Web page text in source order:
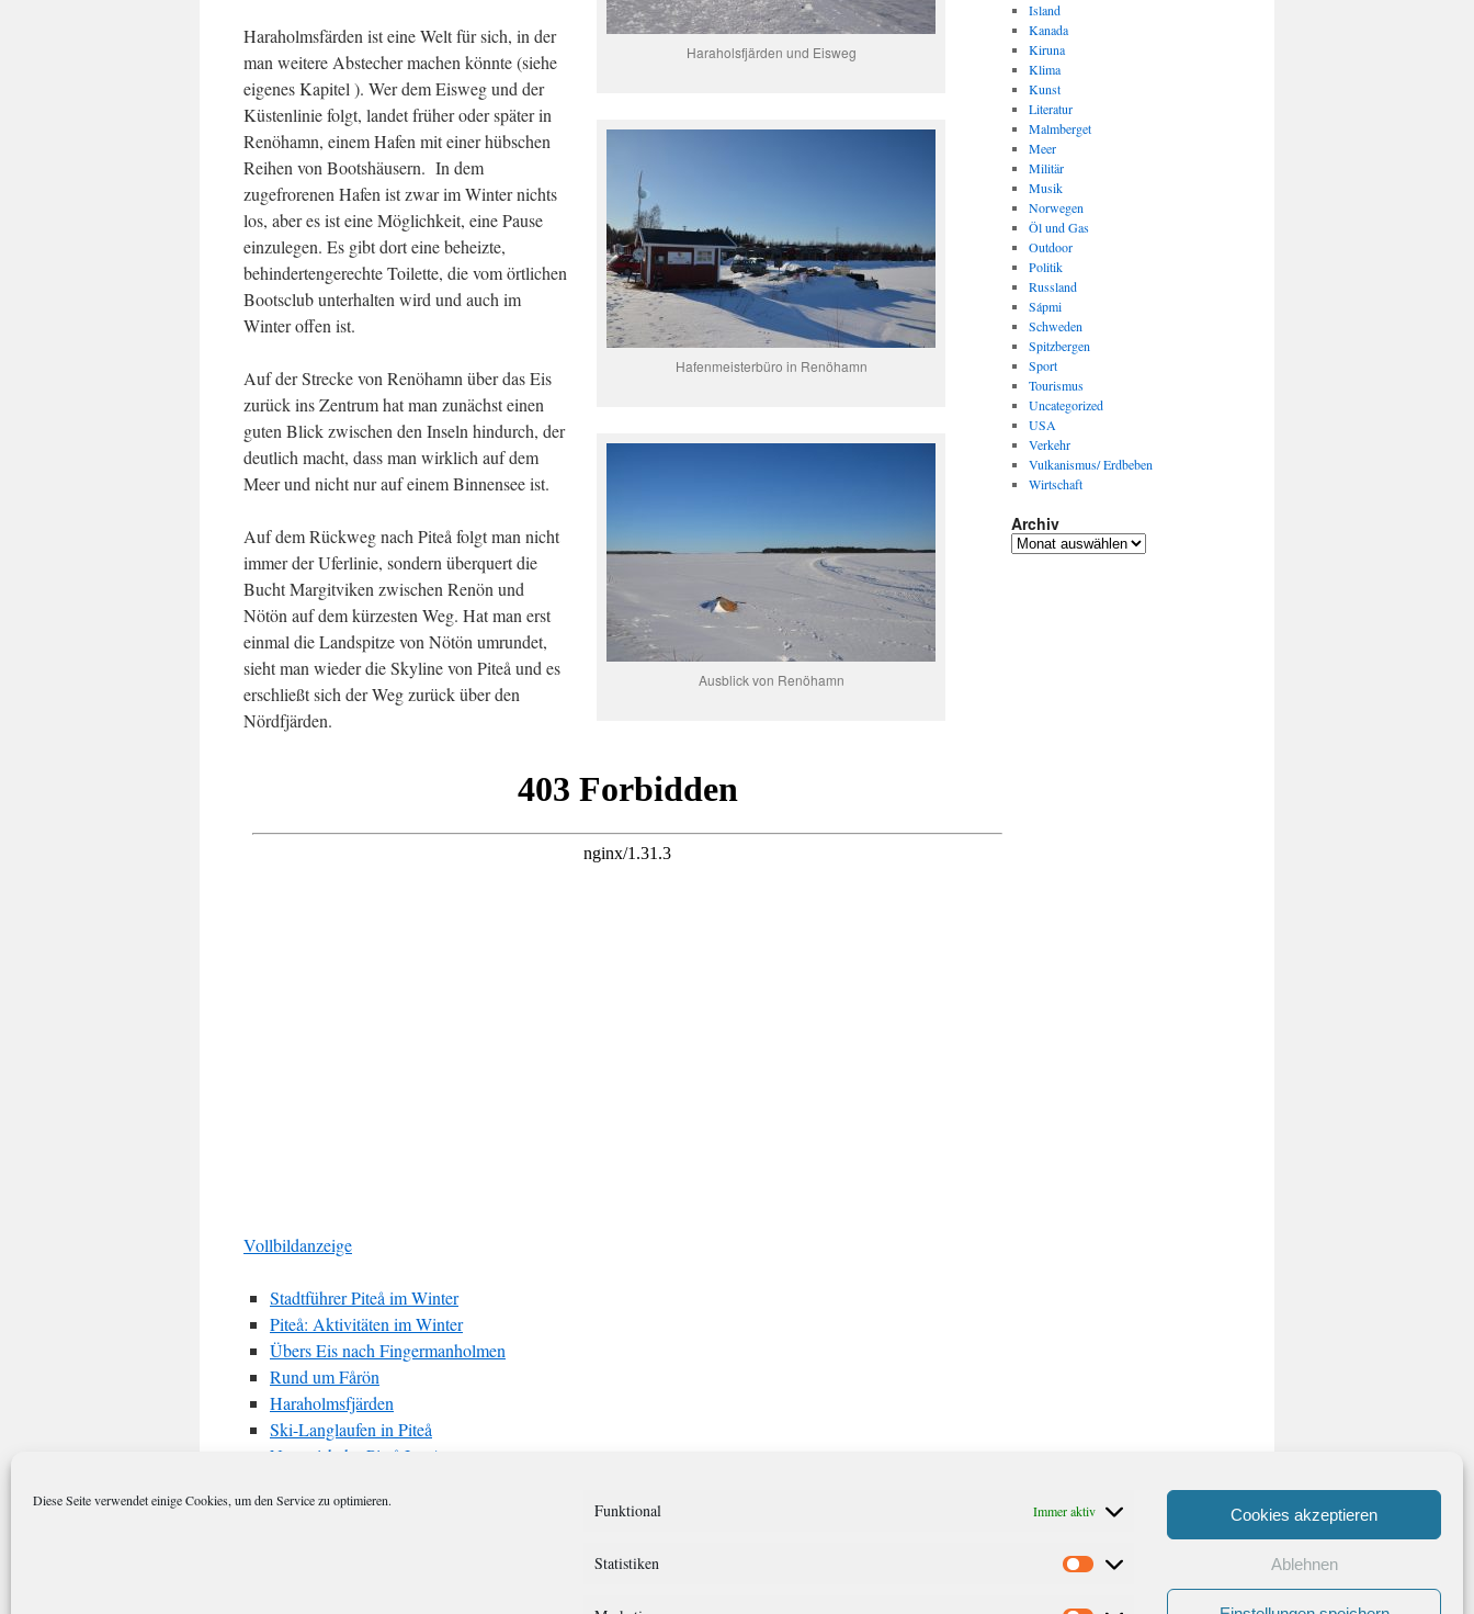
Diese Seite verwendet einige Cookies, um den Service zu optimieren. Funktional Immer aktiv
Statistiken Statistiken
Cookies akzeptieren
Ablehnen
Haraholsfjärden und Eisweg
Hafenmeisterbüro in Renöhamn
Haraholmsfärden ist eine Welt für sich, in der
man weitere Abstecher machen könnte (siehe
eigenes Kapitel ). Wer dem Eisweg und der
Küstenlinie folgt, landet früher oder später in
Renöhamn, einem Hafen mit einer hübschen
Reihen von Bootshäusern. In dem
zugefrorenen Hafen ist zwar im Winter nichts
los, aber es ist eine Möglichkeit, eine Pause
einzulegen. Es gibt dort eine beheizte,
behindertengerechte Toilette, die vom örtlichen
Bootsclub unterhalten wird und auch im
Winter offen ist.
Ausblick von Renöhamn
Auf der Strecke von Renöhamn über das Eis
zurück ins Zentrum hat man zunächst einen
guten Blick zwischen den Inseln hindurch, der
deutlich macht, dass man wirklich auf dem
Meer und nicht nur auf einem Binnensee ist.
Auf dem Rückweg nach Piteå folgt man nicht
immer der Uferlinie, sondern überquert die
Bucht Margitviken zwischen Renön und
Nötön auf dem kürzesten Weg. Hat man erst
einmal die Landspitze von Nötön umrundet,
sieht man wieder die Skyline von Piteå und es
erschließt sich der Weg zurück über den
Nördfjärden.
Vollbildanzeige
Stadtführer Piteå im Winter
Piteå: Aktivitäten im Winter
Übers Eis nach Fingermanholmen
Rund um Fårön
Haraholmsfjärden
Ski-Langlaufen in Piteå
Natureisbahn Piteå Ice Arena
E-Mail
Island
Kanada
Kiruna
Klima
Kunst
Literatur
Malmberget
Meer
Militär
Musik
Norwegen
Öl und Gas
Outdoor
Politik
Russland
Sápmi
Schweden
Spitzbergen
Sport
Tourismus
Uncategorized
USA
Verkehr
Vulkanismus/ Erdbeben
Wirtschaft
Archiv
Archiv